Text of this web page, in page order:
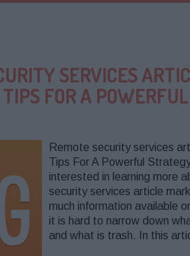
SERVICES
FOR A POWERFUL
Remote security services
Tips For A Powerful
interested in learning more
security services article
much information available
it is hard to narrow down
and what is trash. In this